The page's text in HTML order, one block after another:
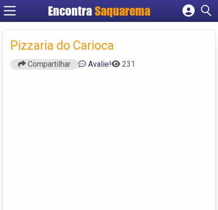
Encontra Saquarema
Cadastrar empresa
Criar conta
Pizzaria do Carioca
Compartilhar Avalie! 231